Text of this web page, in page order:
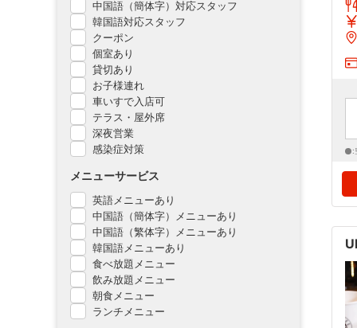
中国語（簡体字）対応スタッフ
韓国語対応スタッフ
クーポン
個室あり
貸切あり
お子様連れ
車いすで入店可
テラス・屋外席
深夜営業
感染症対策
メニューサービス
英語メニューあり
中国語（簡体字）メニューあり
中国語（繁体字）メニューあり
韓国語メニューあり
食べ放題メニュー
飲み放題メニュー
朝食メニュー
ランチメニュー
: